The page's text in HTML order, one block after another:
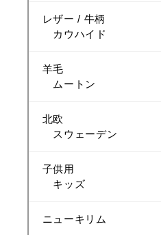
レザー / 牛柄
カウハイド
羊毛
ムートン
北欧
スウェーデン
子供用
キッズ
ニューキリム